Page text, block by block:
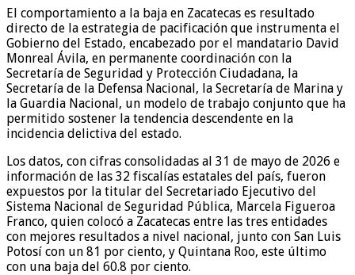
El comportamiento a la baja en Zacatecas es resultado
directo de la estrategia de pacificación que instrumenta el
Gobierno del Estado, encabezado por el mandatario David
Monreal Ávila, en permanente coordinación con la
Secretaría de Seguridad y Protección Ciudadana, la
Secretaría de la Defensa Nacional, la Secretaría de Marina y
la Guardia Nacional, un modelo de trabajo conjunto que ha
permitido sostener la tendencia descendente en la
incidencia delictiva del estado.
Los datos, con cifras consolidadas al 31 de mayo de 2026 e
información de las 32 fiscalías estatales del país, fueron
expuestos por la titular del Secretariado Ejecutivo del
Sistema Nacional de Seguridad Pública, Marcela Figueroa
Franco, quien colocó a Zacatecas entre las tres entidades
con mejores resultados a nivel nacional, junto con San Luis
Potosí con un 81 por ciento, y Quintana Roo, este último
con una baja del 60.8 por ciento.